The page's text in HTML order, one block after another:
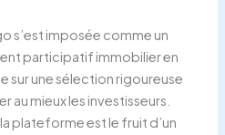
s’est imposée comme un
participatif immobilier en
sur une sélection rigoureuse
mieux les investisseurs.
plateforme est le fruit d’un